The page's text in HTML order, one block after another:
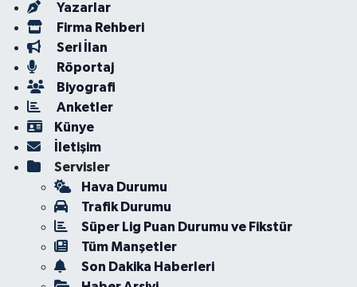
Yazarlar
Firma Rehberi
Seri İlan
Röportaj
Biyografi
Anketler
Künye
İletişim
Servisler
Hava Durumu
Trafik Durumu
Süper Lig Puan Durumu ve Fikstür
Tüm Manşetler
Son Dakika Haberleri